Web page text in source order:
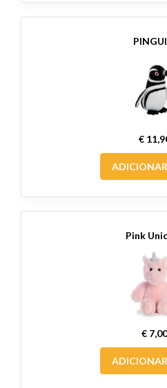
€
ADICIONAR
Pink
€ 7,00
ADICIONAR